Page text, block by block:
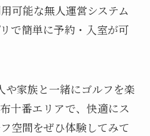
可能な無人運営システム
で簡単に予約・入室が可
や家族と一緒にゴルフを楽
十番エリアで、快適にス
空間をぜひ体験してみて